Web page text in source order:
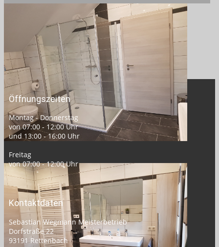
Öffnungszeiten
Montag - Donnerstag
von 07:00 - 12:00 Uhr
und 13:00 - 16:00 Uhr
Freitag
von 07:00 - 12:00 Uhr
Kontaktdaten
Sebastian Wegmann Meisterbetrieb
Dorfstraße 22
93191 Rettenbach